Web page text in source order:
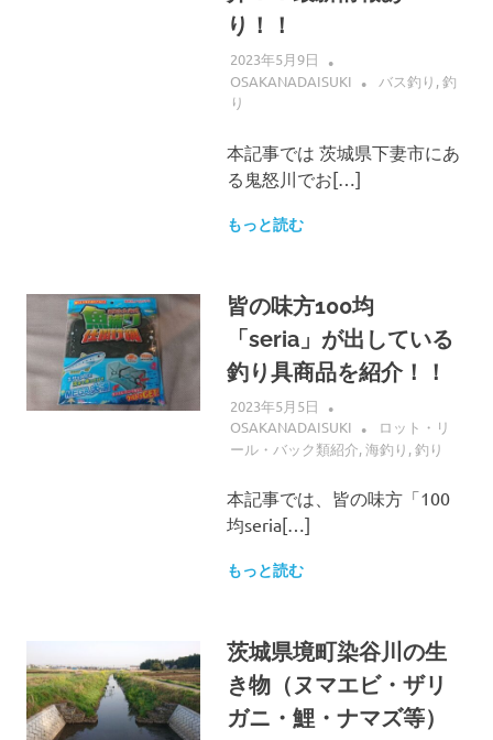
り！！
2023年5月9日
OSAKANADAISUKI
バス釣り ,釣
り
本記事では 茨城県下妻市にあ
る鬼怒川でお[…]
もっと読む
皆の味方100均
「seria」が出している
釣り具商品を紹介！！
2023年5月5日
OSAKANADAISUKI
ロット・リ
ール・バック類紹介 海釣り 釣り
本記事では、皆の味方「100
均seria[…]
もっと読む
茨城県境町染谷川の生
き物（ヌマエビ・ザリ
ガニ・鯉・ナマズ等）